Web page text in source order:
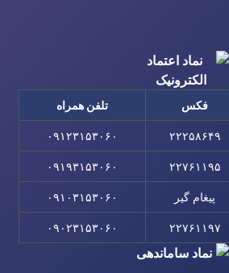
فکس تلفن همراه
۲۲۲۵۸۶۴۹ ۰۹۱۲۳۱۵۳۰۶۰
۲۲۷۶۱۱۹۵ ۰۹۱۹۳۱۵۳۰۶۰
پیغام گیر ۰۹۱۰۳۱۵۳۰۶۰
۲۲۷۶۱۱۹۷ ۰۹۰۲۳۱۵۳۰۶۰